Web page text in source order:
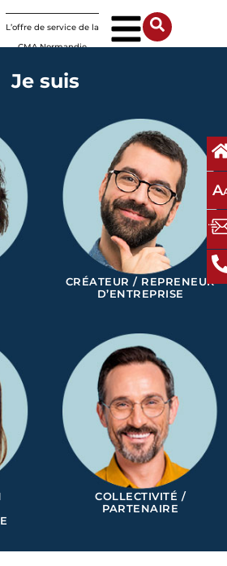
L’offre de service de la
CMA Normandie
A
Je suis
CRÉATEUR / REPRENEUR
D’ENTREPRISE
COLLECTIVITÉ /
PARTENAIRE
cookies